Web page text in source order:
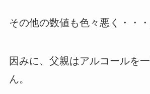
その他の数値も色々悪く・・・
因みに、父親はアルコールを
ん。